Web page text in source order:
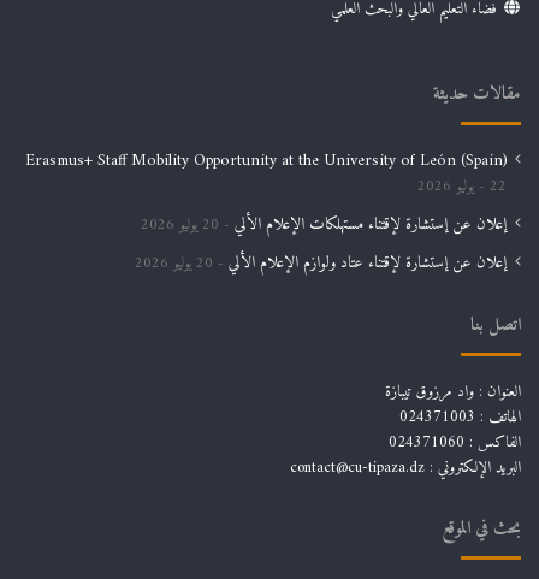
فضاء التعليم العالي والبحث العلمي
مقالات حديثة
Erasmus+ Staff Mobility Opportunity at the University of León (Spain)
22 يوليو 2026
إعلان عن إستشارة لإقتناء مستهلكات الإعلام الألي 20 يوليو 2026
إعلان عن إستشارة لإقتناء عتاد ولوازم الإعلام الألي 20 يوليو 2026
اتصل بنا
العنوان : واد مرزوق تيبازة
الهاتف : 024371003
الفاكس : 024371060
البريد الإلكتروني : contact@cu-tipaza.dz
بحث في الموقع